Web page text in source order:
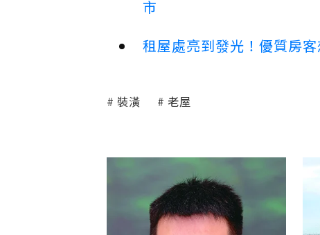
市
租屋處亮到發光！優質房
裝潢 老屋